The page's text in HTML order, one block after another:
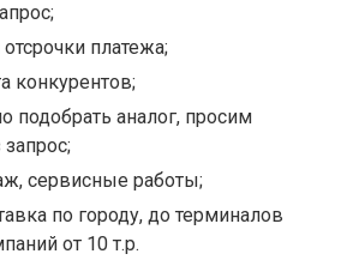
платежа;
конкурентов;
подобрать аналог, просим
сервисные работы;
по городу, до терминалов
от 10 т.р.